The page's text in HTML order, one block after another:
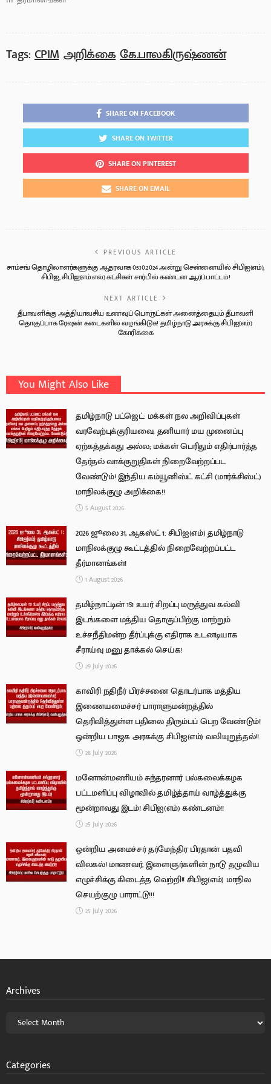
Tags: CPIM அறிக்கை கே.பாலகிருஷ்ணன்
SHARE ON FACEBOOK
SHARE ON TWITTER
SHARE ON PINTEREST
SHARE ON EMAIL
PREVIOUS ARTICLE
சாம்சங் தொழிலாளர்களுக்கு ஆதரவாக 05.10.2024 அன்று சென்னையில் சிபிஐ(எம்),
சிபிஐ, சிபிஐ(எம்.எல்) கட்சிகள் சார்பில் கண்டன ஆர்ப்பாட்டம்!
NEXT ARTICLE
தீபாவளிக்கு அத்தியாவசிய உணவுப் பொருட்கள் அனைத்தையும் தீபாவளி
தொகுப்பாக ரேஷன் கடைகளில் வழங்கிடுக! தமிழ்நாடு அரசுக்கு சிபிஐ(எம்)
கோரிக்கை
You Might Also Like
தமிழ்நாடு பட்ஜெட்: மக்கள் நல அறிவிப்புகள்
வரவேற்புக்குரியவை; தனியார் மய முனைப்பு
ஏற்கத்தக்கது அல்ல; மக்கள் பெரிதும் எதிர்பார்த்த
தேர்தல் வாக்குறுதிகள் நிறைவேற்றப்பட
வேண்டும்! இந்திய கம்யூனிஸ்ட் கட்சி (மார்க்சிஸ்ட்)
மாநிலக்குழு அறிக்கை!!
5 August 2026
2026 ஜூலை 31, ஆகஸ்ட் 1: சிபிஐ(எம்) தமிழ்நாடு
மாநிலக்குழு கூட்டத்தில் நிறைவேற்றப்பட்ட
தீர்மானங்கள்!
1 August 2026
தமிழ்நாட்டின் 151 உயர் சிறப்பு மருத்துவ கல்வி
இடங்களை மத்திய தொகுப்பிற்கு மாற்றும்
உச்சநீதிமன்ற தீர்ப்புக்கு எதிராக உடனடியாக
சீராய்வு மனு தாக்கல் செய்க!
29 July 2026
காவிரி நதிநீர் பிரச்சனை தொடர்பாக மத்திய
இணையமைச்சர் பாராளுமன்றத்தில்
தெரிவித்துள்ள பதிலை திரும்பப் பெற வேண்டும்!
ஒன்றிய பாஜக அரசுக்கு சிபிஐ(எம்) வலியுறுத்தல்!!
28 July 2026
மனோன்மணியம் சுந்தரனார் பல்கலைக்கழக
பட்டமளிப்பு விழாவில் தமிழ்த்தாய் வாழ்த்துக்கு
மூன்றாவது இடம்! சிபிஐ(எம்) கண்டனம்!!
25 July 2026
ஒன்றிய அமைச்சர் தர்மேந்திர பிரதான் பதவி
விலகல்! மாணவர், இளைஞர்களின் நாடு தழுவிய
எழுச்சிக்கு கிடைத்த வெற்றி!! சிபிஐ(எம்) மாநில
செயற்குழு பாராட்டு!!!
25 July 2026
Archives
Categories